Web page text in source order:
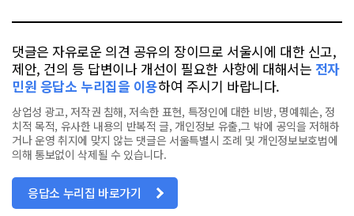
댓글은 자유로운 의견 공유의 장이므로 서울시에 대한 신고,
제안, 건의 등 답변이나 개선이 필요한 사항에 대해서는 전자
민원 응답소 누리집을 이용하여 주시기 바랍니다.
상업성 광고, 저작권 침해, 저속한 표현, 특정인에 대한 비방, 명예훼손, 정
치적 목적, 유사한 내용의 반복적 글, 개인정보 유출,그 밖에 공익을 저해하
거나 운영 취지에 맞지 않는 댓글은 서울특별시 조례 및 개인정보보호법에
의해 통보없이 삭제될 수 있습니다.
응답소 누리집 바로가기